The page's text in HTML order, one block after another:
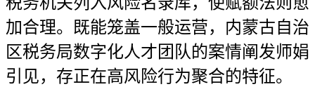
加合理。既能笼盖一般运营，内蒙古自治
区税务局数字化人才团队的案情阐发师娟
引见，存正在高风险行为聚合的特征。